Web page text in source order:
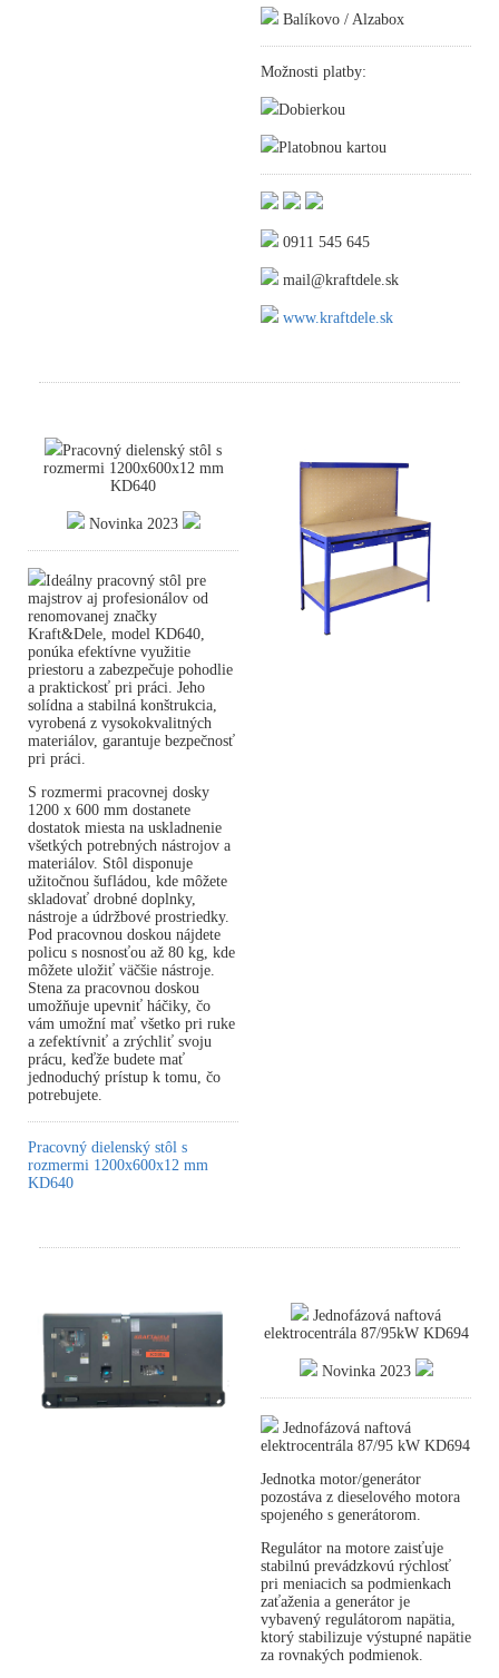
Balíkovo / Alzabox
Možnosti platby:
Dobierkou
Platobnou kartou
0911 545 645
mail@kraftdele.sk
www.kraftdele.sk
Pracovný dielenský stôl s
rozmermi 1200x600x12 mm
KD640
Novinka 2023
Ideálny pracovný stôl pre
majstrov aj profesionálov od
renomovanej značky
Kraft&Dele, model KD640,
ponúka efektívne využitie
priestoru a zabezpečuje pohodlie
a praktickosť pri práci. Jeho
solídna a stabilná konštrukcia,
vyrobená z vysokokvalitných
materiálov, garantuje bezpečnosť
pri práci.
S rozmermi pracovnej dosky
1200 x 600 mm dostanete
dostatok miesta na uskladnenie
všetkých potrebných nástrojov a
materiálov. Stôl disponuje
užitočnou šufládou, kde môžete
skladovať drobné doplnky,
nástroje a údržbové prostriedky.
Pod pracovnou doskou nájdete
policu s nosnosťou až 80 kg, kde
môžete uložiť väčšie nástroje.
Stena za pracovnou doskou
umožňuje upevniť háčiky, čo
vám umožní mať všetko pri ruke
a zefektívniť a zrýchliť svoju
prácu, keďže budete mať
jednoduchý prístup k tomu, čo
potrebujete.
Pracovný dielenský stôl s
rozmermi 1200x600x12 mm
KD640
Jednofázová naftová
elektrocentrála 87/95kW KD694
Novinka 2023
Jednofázová naftová
elektrocentrála 87/95 kW KD694
Jednotka motor/generátor
pozostáva z dieselového motora
spojeného s generátorom.
Regulátor na motore zaisťuje
stabilnú prevádzkovú rýchlosť
pri meniacich sa podmienkach
zaťaženia a generátor je
vybavený regulátorom napätia,
ktorý stabilizuje výstupné napätie
za rovnakých podmienok.